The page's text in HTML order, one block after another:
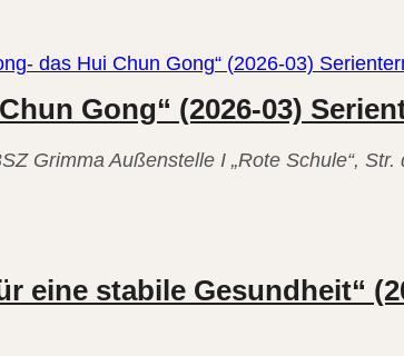
Gong“ (2026-03)
das Hui Chun Gong“ (2026-03)
Grimma Außenstelle I „Rote Schule“,
eine stabile Gesundheit“